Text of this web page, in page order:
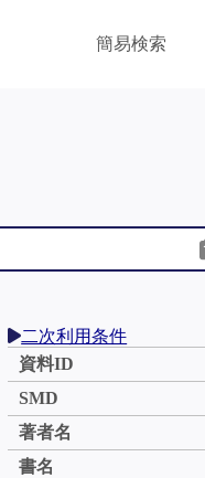
簡易検索
二次利用条件
資料ID
SMD
著者名
書名